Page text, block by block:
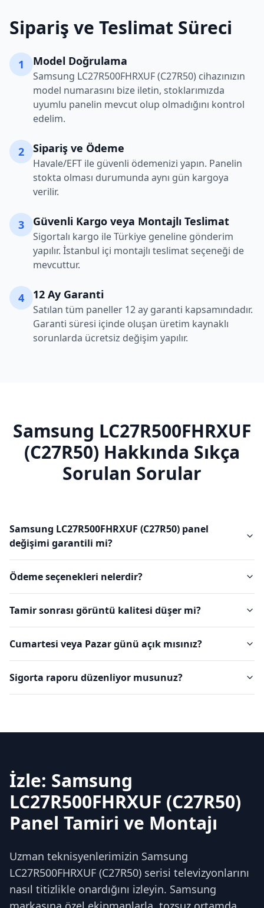
Sipariş ve Teslimat Süreci
1 Model Doğrulama
Samsung LC27R500FHRXUF (C27R50) cihazınızın
model numarasını bize iletin, stoklarımızda
uyumlu panelin mevcut olup olmadığını kontrol
edelim.
2 Sipariş ve Ödeme
Havale/EFT ile güvenli ödemenizi yapın. Panelin
stokta olması durumunda aynı gün kargoya
verilir.
3 Güvenli Kargo veya Montajlı Teslimat
Sigortalı kargo ile Türkiye geneline gönderim
yapılır. İstanbul içi montajlı teslimat seçeneği de
mevcuttur.
4 12 Ay Garanti
Satılan tüm paneller 12 ay garanti kapsamındadır.
Garanti süresi içinde oluşan üretim kaynaklı
sorunlarda ücretsiz değişim yapılır.
Samsung LC27R500FHRXUF
(C27R50) Hakkında Sıkça
Sorulan Sorular
Samsung LC27R500FHRXUF (C27R50) panel
değişimi garantili mi?
Ödeme seçenekleri nelerdir?
Tamir sonrası görüntü kalitesi düşer mi?
Cumartesi veya Pazar günü açık mısınız?
Sigorta raporu düzenliyor musunuz?
İzle: Samsung
LC27R500FHRXUF (C27R50)
Panel Tamiri ve Montajı
Uzman teknisyenlerimizin Samsung
LC27R500FHRXUF (C27R50) serisi televizyonlarını
nasıl titizlikle onardığını izleyin. Samsung